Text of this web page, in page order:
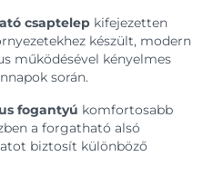
csaptelep kifejezetten
készült, modern
működésével kényelmes
során.
fogantyú komfortosabb
a forgatható alsó
biztosít különböző